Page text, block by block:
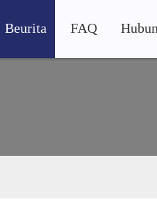
Beurita FAQ